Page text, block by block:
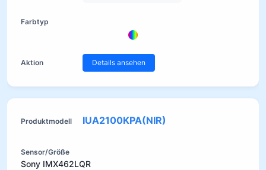
Details ansehen
IUA2100KPA(NIR)
Sony IMX462LQR